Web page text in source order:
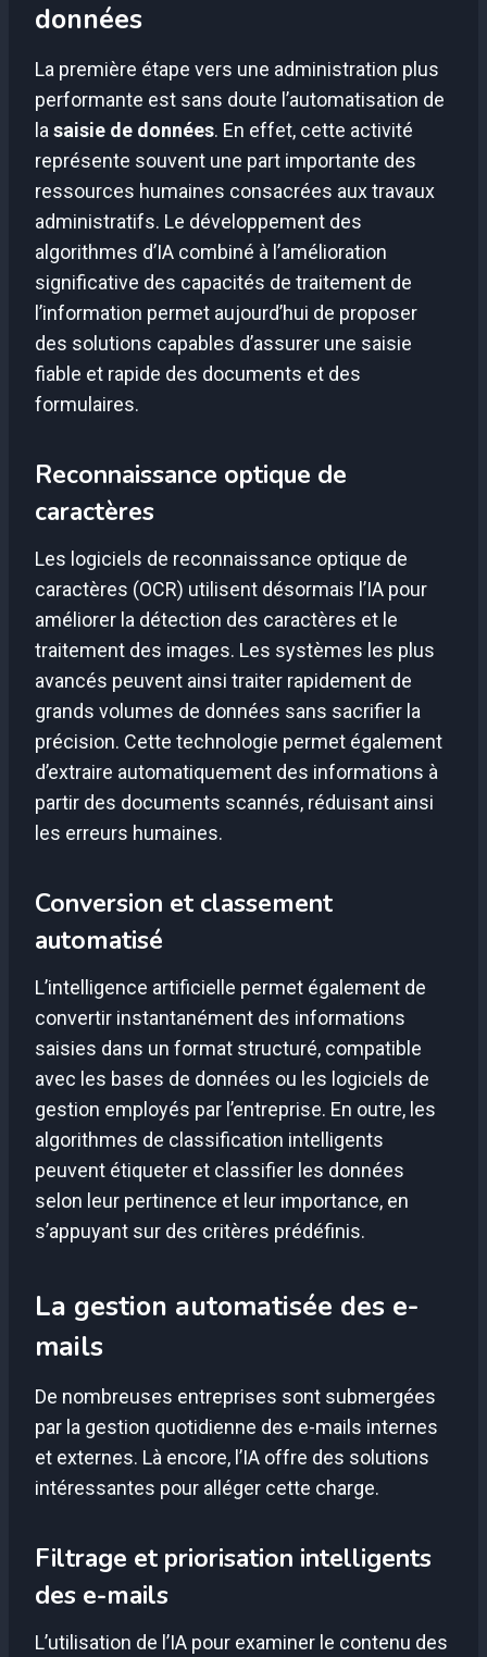
données
La première étape vers une administration plus
performante est sans doute l’automatisation de
la saisie de données. En effet, cette activité
représente souvent une part importante des
ressources humaines consacrées aux travaux
administratifs. Le développement des
algorithmes d’IA combiné à l’amélioration
significative des capacités de traitement de
l’information permet aujourd’hui de proposer
des solutions capables d’assurer une saisie
fiable et rapide des documents et des
formulaires.
Reconnaissance optique de
caractères
Les logiciels de reconnaissance optique de
caractères (OCR) utilisent désormais l’IA pour
améliorer la détection des caractères et le
traitement des images. Les systèmes les plus
avancés peuvent ainsi traiter rapidement de
grands volumes de données sans sacrifier la
précision. Cette technologie permet également
d’extraire automatiquement des informations à
partir des documents scannés, réduisant ainsi
les erreurs humaines.
Conversion et classement
automatisé
L’intelligence artificielle permet également de
convertir instantanément des informations
saisies dans un format structuré, compatible
avec les bases de données ou les logiciels de
gestion employés par l’entreprise. En outre, les
algorithmes de classification intelligents
peuvent étiqueter et classifier les données
selon leur pertinence et leur importance, en
s’appuyant sur des critères prédéfinis.
La gestion automatisée des e-
mails
De nombreuses entreprises sont submergées
par la gestion quotidienne des e-mails internes
et externes. Là encore, l’IA offre des solutions
intéressantes pour alléger cette charge.
Filtrage et priorisation intelligents
des e-mails
L’utilisation de l’IA pour examiner le contenu des